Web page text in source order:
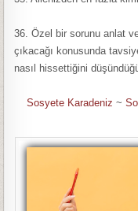
36. Özel bir sorunu anlat
çıkacağı konusunda
nasıl hissettiğini
Sosyete Karadeniz ~